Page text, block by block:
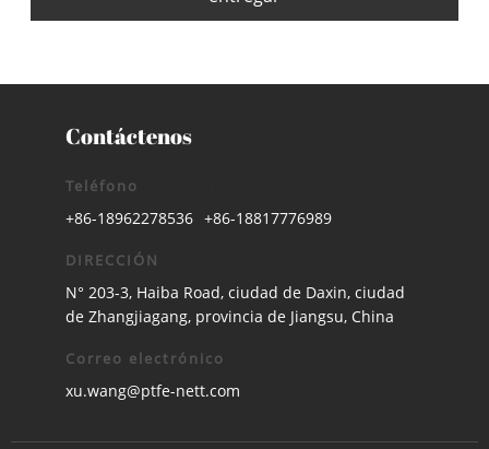
Contáctenos
Teléfono
+86-18962278536 +86-18817776989
DIRECCIÓN
N° 203-3, Haiba Road, ciudad de Daxin, ciudad
de Zhangjiagang, provincia de Jiangsu, China
Correo electrónico
xu.wang@ptfe-nett.com